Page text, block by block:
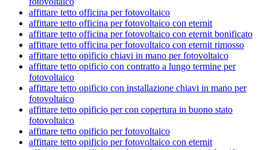
affittare tetto officina per fotovoltaico
affittare tetto officina per fotovoltaico con eternit
affittare tetto officina per fotovoltaico con eternit bonificato
affittare tetto officina per fotovoltaico con eternit rimosso
affittare tetto opificio chiavi in mano per fotovoltaico
affittare tetto opificio con contratto a lungo termine per
fotovoltaico
affittare tetto opificio con installazione chiavi in mano per
fotovoltaico
affittare tetto opificio per con copertura in buono stato
fotovoltaico
affittare tetto opificio per fotovoltaico
affittare tetto opificio per fotovoltaico con eternit